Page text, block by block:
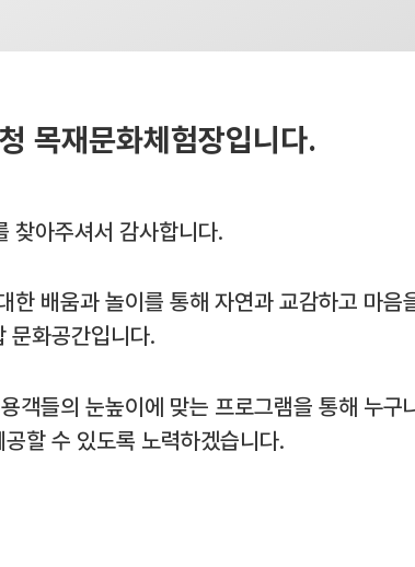
목재문화체험장입니다.
찾아주셔서 감사합니다.
한 배움과 놀이를 통해 자연과 교감하고 마음
문화공간입니다.
객들의 눈높이에 맞는 프로그램을 통해 누구
할 수 있도록 노력하겠습니다.